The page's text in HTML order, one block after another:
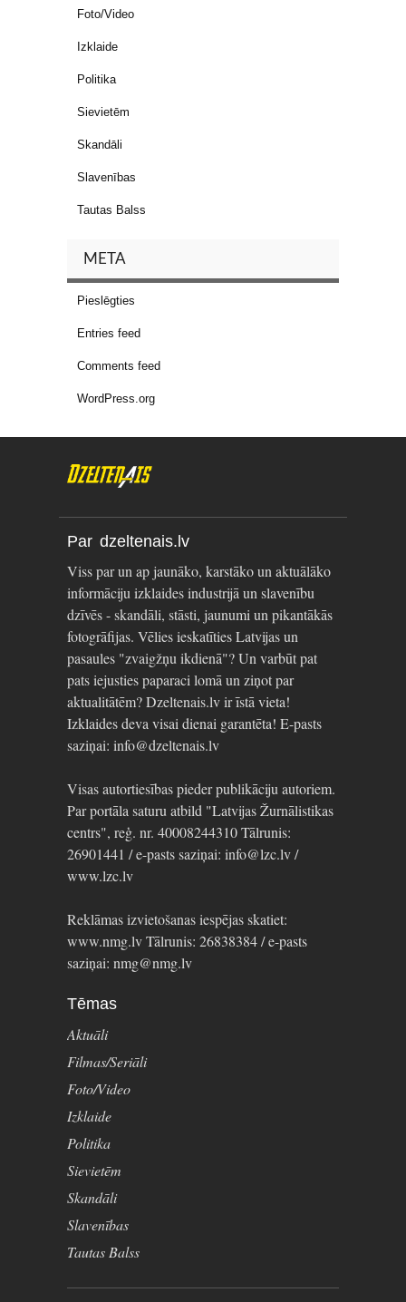
Foto/Video
Izklaide
Politika
Sievietēm
Skandāli
Slavenības
Tautas Balss
META
Pieslēgties
Entries feed
Comments feed
WordPress.org
Par dzeltenais.lv
Viss par un ap jaunāko, karstāko un aktuālāko
informāciju izklaides industrijā un slavenību
dzīvēs - skandāli, stāsti, jaunumi un pikantākās
fotogrāfijas. Vēlies ieskatīties Latvijas un
pasaules "zvaigžņu ikdienā"? Un varbūt pat
pats iejusties paparaci lomā un ziņot par
aktualitātēm? Dzeltenais.lv ir īstā vieta!
Izklaides deva visai dienai garantēta! E-pasts
saziņai: info@dzeltenais.lv
Visas autortiesības pieder publikāciju autoriem.
Par portāla saturu atbild "Latvijas Žurnālistikas
centrs", reģ. nr. 40008244310 Tālrunis:
26901441 / e-pasts saziņai: info@lzc.lv /
www.lzc.lv
Reklāmas izvietošanas iespējas skatiet:
www.nmg.lv Tālrunis: 26838384 / e-pasts
saziņai: nmg@nmg.lv
Tēmas
Aktuāli
Filmas/Seriāli
Foto/Video
Izklaide
Politika
Sievietēm
Skandāli
Slavenības
Tautas Balss